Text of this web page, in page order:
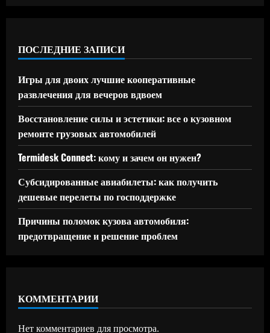
ПОСЛЕДНИЕ ЗАПИСИ
Игры для двоих лучшие кооперативные
развлечения для вечеров вдвоем
Восстановление силы и эстетики: все о кузовном
ремонте грузовых автомобилей
Termidesk Connect: кому и зачем он нужен?
Субсидированные авиабилеты: как получить
дешевые перелеты по господдержке
Причины поломок кузова автомобиля:
предотвращение и решение проблем
КОММЕНТАРИИ
Нет комментариев для просмотра.